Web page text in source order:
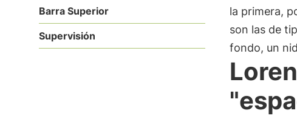
Barra Superior
Supervisión
la primera,
son las de
fondo, un